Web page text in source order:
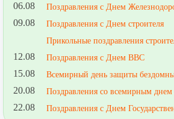
06.08 Поздравления с Днем
09.08
Поздравления с Днем строителя
Прикольные поздравления
12.08 Поздравления с Днем ВВС
15.08 Всемирный день защиты
20.08 Поздравления со всемирным днем
22.08 Поздравления с Днем